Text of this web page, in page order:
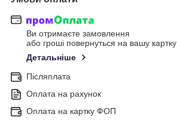
Ви отримаєте замовлення
або гроші повернуться на вашу картку
Детальніше
Післяплата
Оплата на рахунок
Оплата на картку ФОП